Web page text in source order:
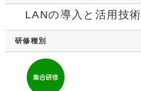
LANの導入と活用技術
研修種別